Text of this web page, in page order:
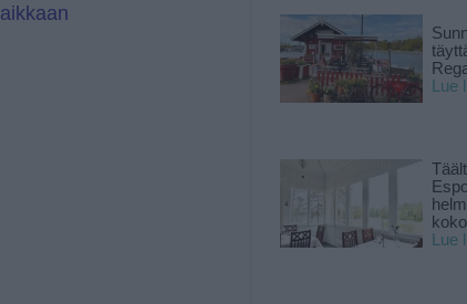
Lue
Lue